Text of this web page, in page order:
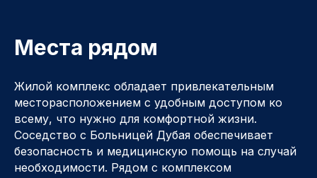
Места рядом
Жилой комплекс обладает привлекательным
месторасположением с удобным доступом ко
всему, что нужно для комфортной жизни.
Соседство с Больницей Дубая обеспечивает
безопасность и медицинскую помощь на случай
необходимости. Рядом с комплексом